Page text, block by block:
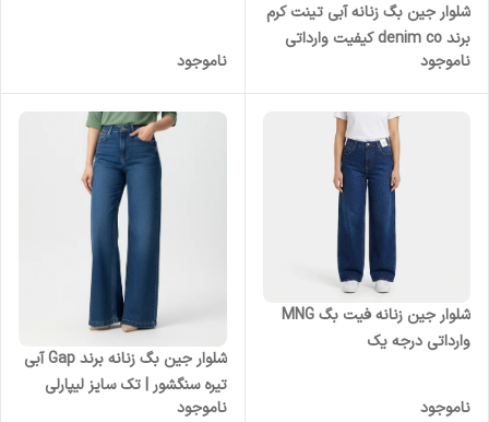
شلوار جین بگ زنانه آبی تینت کرم
برند denim co کیفیت وارداتی
درجه یک
ناموجود ناموجود
شلوار جین زنانه فیت بگ MNG
وارداتی درجه یک
ناموجود
شلوار جین بگ زنانه برند Gap آبی
تیره سنگشور | تک سایز لیپارلی
ناموجود